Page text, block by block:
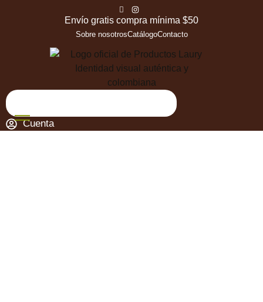
Envío gratis compra mínima $50
Sobre nosotrosCatálogoContacto
Cuenta